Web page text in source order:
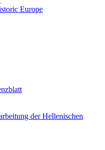
Europe
der Hellenischen